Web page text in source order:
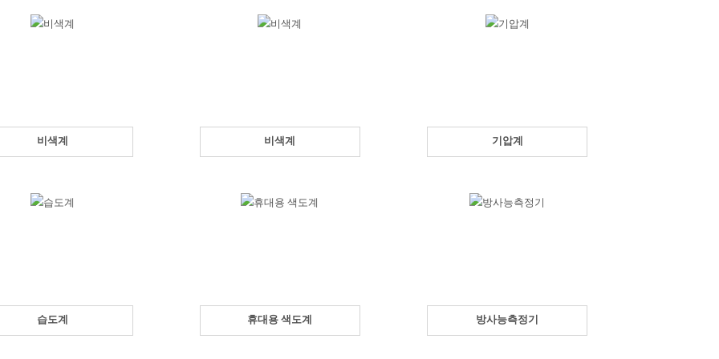
비색계 비색계 기압계
습도계 휴대용 색도계 방사능측정기